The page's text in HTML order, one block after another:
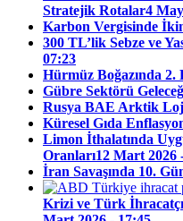
Stratejik Rotalar4
Karbon Vergisinde
300 TL’lik Sebze ve
07:23
Hürmüz Boğazında 2.
Gübre Sektörü
Rusya BAE Arktik
Küresel Gıda
Limon İthalatında
Oranları12 Mart 2026
İran Savaşında 10.
Krizi ve Türk